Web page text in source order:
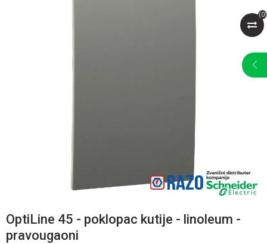
(0)
OptiLine 45 - poklopac kutije - linoleum -
pravougaoni